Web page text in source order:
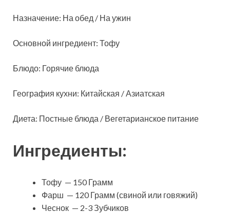
Назначение: На обед / На ужин
Основной ингредиент: Тофу
Блюдо: Горячие блюда
География кухни: Китайская / Азиатская
Диета: Постные блюда / Вегетарианское питание
Ингредиенты:
Тофу — 150 Грамм
Фарш — 120 Грамм (свиной или говяжий)
Чеснок — 2-3 Зубчиков